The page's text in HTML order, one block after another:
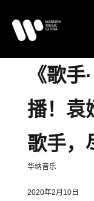
《歌
播！袁
歌手，
华纳音乐
2020年2月10日